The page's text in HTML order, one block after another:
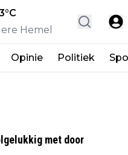
°C
Hemel
Opinie Politiek
met door